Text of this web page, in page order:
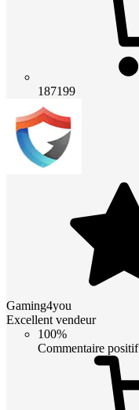
187199
Gaming4you
Excellent vendeur
100%
Commentaire positif